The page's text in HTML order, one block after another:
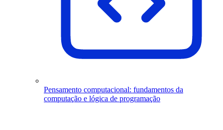
Pensamento computacional: fundamentos da
computação e lógica de programação